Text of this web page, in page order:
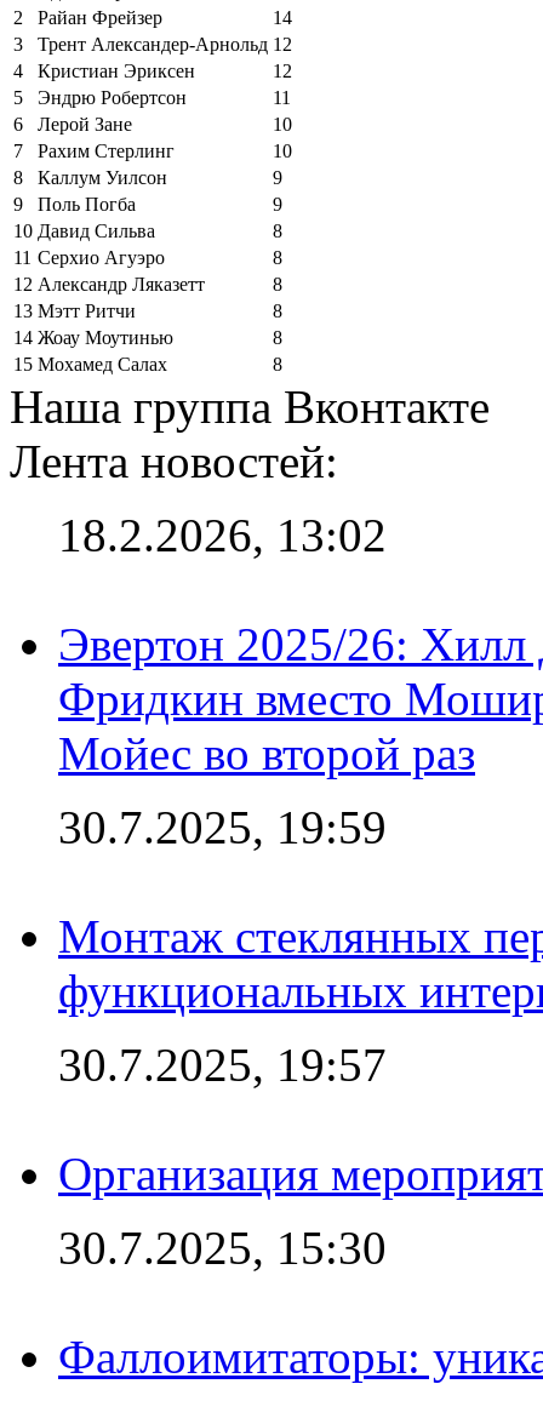
2
Райан Фрейзер
14
3
Трент Александер-Арнольд 12
4
Кристиан Эриксен
12
5
Эндрю Робертсон
11
6
Лерой Зане
10
7
Рахим Стерлинг
10
8
Каллум Уилсон
9
9
Поль Погба
9
10 Давид Сильва
8
11 Серхио Агуэро
8
12 Александр Ляказетт
8
13 Мэтт Ритчи
8
14 Жоау Моутинью
8
15 Мохамед Салах 8
Наша группа Вконтакте
Лента новостей:
18.2.2026, 13:02
Эвертон 2025/26:
Фридкин вместо
Мойес во второй раз
30.7.2025, 19:59
Монтаж стеклянных
функциональных
30.7.2025, 19:57
Организация
30.7.2025, 15:30
Фаллоимитаторы: